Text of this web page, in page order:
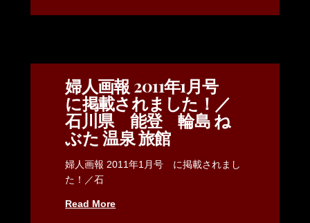
婦人画報 2011年1月号
に掲載されました！／
石川県 能登 輪島 ね
ぶた 温泉 旅館
婦人画報 2011年1月号 に掲載されまし
た！／石
Read More